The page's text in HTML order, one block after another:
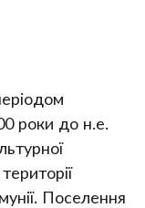
роки до н.е.
Поселення